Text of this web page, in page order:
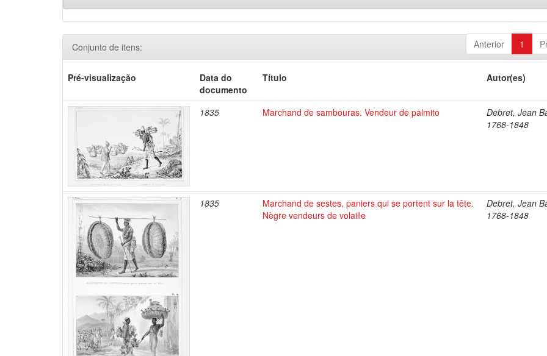
Anterior 1
Conjunto de itens:
Pré-visualização
Data do
documento
Título Autor(es)
1835 Marchand de sambouras. Vendeur de palmito
Debret, Jean
1768-1848
1835
Marchand de sestes, paniers qui se portent sur la tête.
Nègre vendeurs de volaille
Debret, Jean
1768-1848